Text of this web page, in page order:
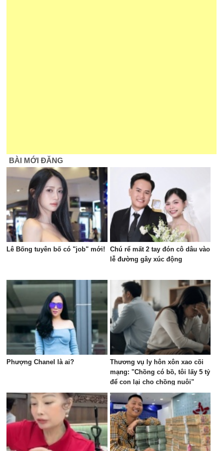
BÀI MỚI ĐĂNG
Lê Bống tuyên bố có "job" mới!
Chú rể mất 2 tay đón cô dâu vào
lễ đường gây xúc động
Phượng Chanel là ai?
Thương vụ ly hôn xôn xao cõi
mạng: "Chồng có bồ, tôi lấy 5 tỷ
để con lại cho chồng nuôi"